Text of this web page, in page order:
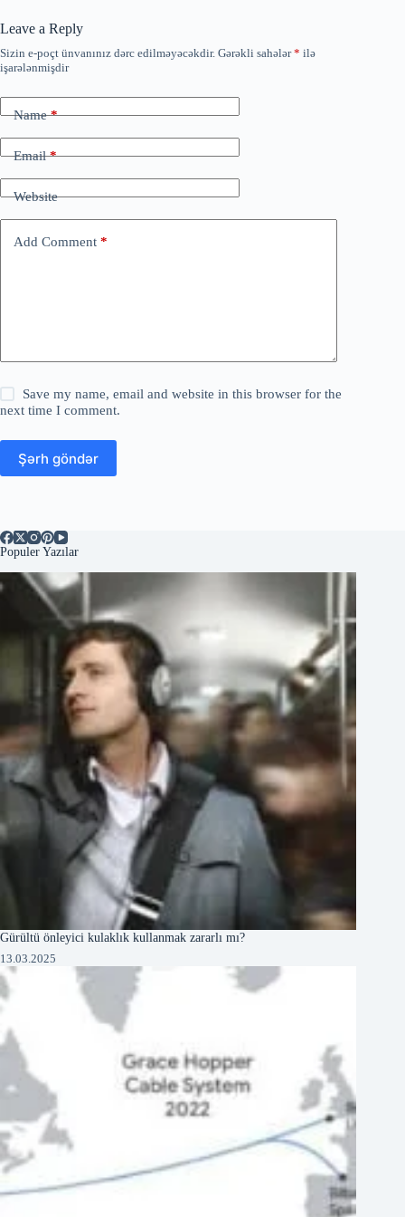
Leave a Reply
Sizin e-poçt ünvanınız dərc edilməyəcəkdir. Gərəkli sahələr* ilə
işarələnmişdir
Name*
Email*
Website
Add Comment *
Save my name, email and website in this browser for the
next time I comment.
Şərh göndər
Populer Yazılar
Gürültü önleyici kulaklık kullanmak zararlı mı?
13.03.2025